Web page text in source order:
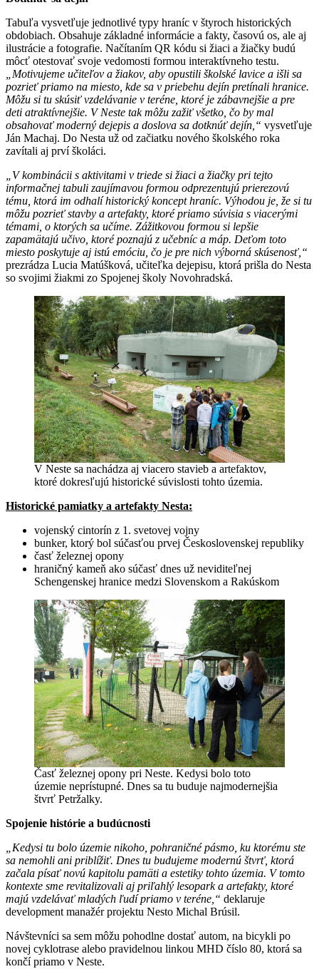
Tabuľa vysvetľuje jednotlivé typy hraníc v štyroch historických
obdobiach. Obsahuje základné informácie a fakty, časovú os, ale aj
ilustrácie a fotografie. Načítaním QR kódu si žiaci a žiačky budú
môcť otestovať svoje vedomosti formou interaktívneho testu.
„Motivujeme učiteľov a žiakov, aby opustili školské lavice a išli sa
pozrieť priamo na miesto, kde sa v priebehu dejín pretínali hranice.
Môžu si tu skúsiť vzdelávanie v teréne, ktoré je zábavnejšie a pre
deti atraktívnejšie. V Neste tak môžu zažiť všetko, čo by mal
obsahovať moderný dejepis a doslova sa dotknúť dejín,“ vysvetľuje
Ján Machaj. Do Nesta už od začiatku nového školského roka
zavítali aj prví školáci.
„V kombinácii s aktivitami v triede si žiaci a žiačky pri tejto
informačnej tabuli zaujímavou formou odprezentujú prierezovú
tému, ktorá im odhalí historický koncept hraníc. Výhodou je, že si tu
môžu pozrieť stavby a artefakty, ktoré priamo súvisia s viacerými
témami, o ktorých sa učíme. Zážitkovou formou si lepšie
zapamätajú učivo, ktoré poznajú z učebníc a máp. Deťom toto
miesto poskytuje aj istú emóciu, čo je pre nich výborná skúsenosť,“
prezrádza Lucia Matúšková, učiteľka dejepisu, ktorá prišla do Nesta
so svojimi žiakmi zo Spojenej školy Novohradská.
V Neste sa nachádza aj viacero stavieb a artefaktov,
ktoré dokresľujú historické súvislosti tohto územia.
Historické pamiatky a artefakty Nesta:
vojenský cintorín z 1. svetovej vojny
bunker, ktorý bol súčasťou prvej Československej republiky
časť železnej opony
hraničný kameň ako súčasť dnes už neviditeľnej
Schengenskej hranice medzi Slovenskom a Rakúskom
Časť železnej opony pri Neste. Kedysi bolo toto
územie neprístupné. Dnes sa tu buduje najmodernejšia
štvrť Petržalky.
Spojenie histórie a budúcnosti
„Kedysi tu bolo územie nikoho, pohraničné pásmo, ku ktorému ste
sa nemohli ani priblížiť. Dnes tu budujeme modernú štvrť, ktorá
začala písať novú kapitolu pamäti a estetiky tohto územia. V tomto
kontexte sme revitalizovali aj priľahlý lesopark a artefakty, ktoré
majú vzdelávať mladých ľudí priamo v teréne ,“ deklaruje
development manažér projektu Nesto Michal Brúsil.
Návštevníci sa sem môžu pohodlne dostať autom, na bicykli po
novej cyklotrase alebo pravidelnou linkou MHD číslo 80, ktorá sa
končí priamo v Neste.